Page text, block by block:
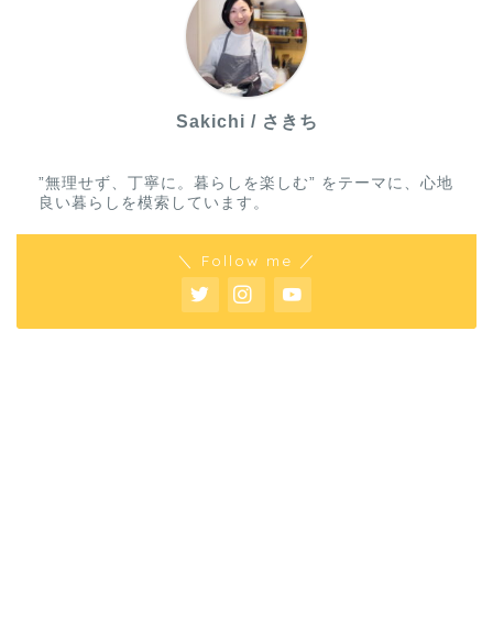
Sakichi / さきち
”無理せず、丁寧に。暮らしを楽しむ” をテーマに、心地
良い暮らしを模索しています。
＼ Follow me ／